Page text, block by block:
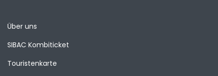
Über uns
SIBAC Kombiticket
Touristenkarte